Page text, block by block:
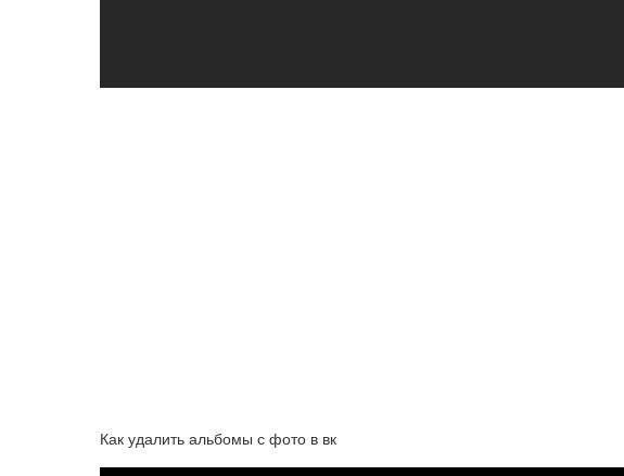
Как удалить альбомы с фото в вк